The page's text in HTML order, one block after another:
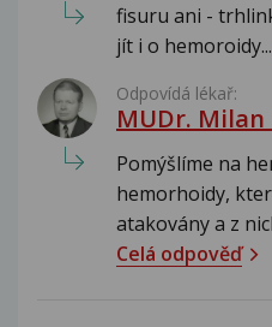
fisuru ani -
jít i o
Odpovídá lékař:
MUDr.
Pomýšlíme na
hemorhoidy,
atakovány a z
Celá odpověď